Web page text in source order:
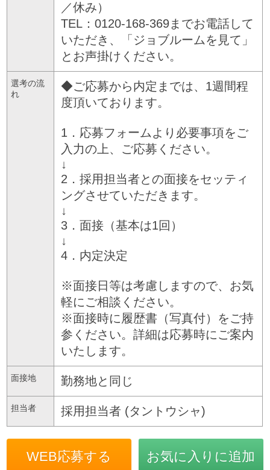
／休み）
TEL：0120-168-369までお電話して
いただき、「ジョブルームを見て」
とお声掛けください。
選考の流
れ
◆ご応募から内定までは、1週間程
度頂いております。
1．応募フォームより必要事項をご
入力の上、ご応募ください。
↓
2．採用担当者との面接をセッティ
ングさせていただきます。
↓
3．面接（基本は1回）
↓
4．内定決定
※面接日等は考慮しますので、お気
軽にご相談ください。
※面接時に履歴書（写真付）をご持
参ください。詳細は応募時にご案内
いたします。
面接地 勤務地と同じ
担当者 採用担当者 (タントウシャ)
WEB応募する お気に入りに追加